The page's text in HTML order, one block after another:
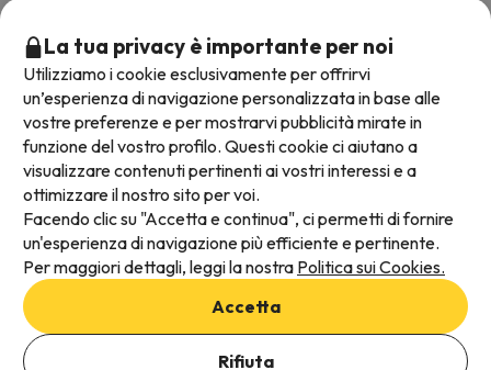
Aggiungi date per verificare la disponibilità
Metodi di pagamento disponibili
Termini e condizioni generali
Protezione dei dati
Informativa sui cookie
La tua privacy è importante per noi
Utilizziamo i cookie esclusivamente per offrirvi
un’esperienza di navigazione personalizzata in base alle
vostre preferenze e per mostrarvi pubblicità mirate in
funzione del vostro profilo. Questi cookie ci aiutano a
visualizzare contenuti pertinenti ai vostri interessi e a
ottimizzare il nostro sito per voi.
Facendo clic su "Accetta e continua", ci permetti di fornire
un'esperienza di navigazione più efficiente e pertinente.
Per maggiori dettagli, leggi la nostra Politica sui Cookies.
Accetta
Rifiuta